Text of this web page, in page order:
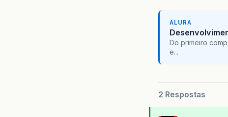
ALURA
Do primeiro
e...
2 Respostas